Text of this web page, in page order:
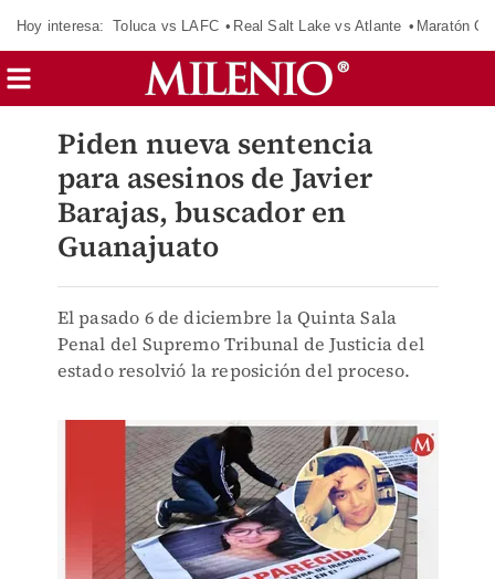
Hoy interesa: Toluca vs LAFC Real Salt Lake vs Atlante Maratón
Piden nueva sentencia
para asesinos de Javier
Barajas, buscador en
Guanajuato
El pasado 6 de diciembre la Quinta Sala
Penal del Supremo Tribunal de Justicia del
estado resolvió la reposición del proceso.